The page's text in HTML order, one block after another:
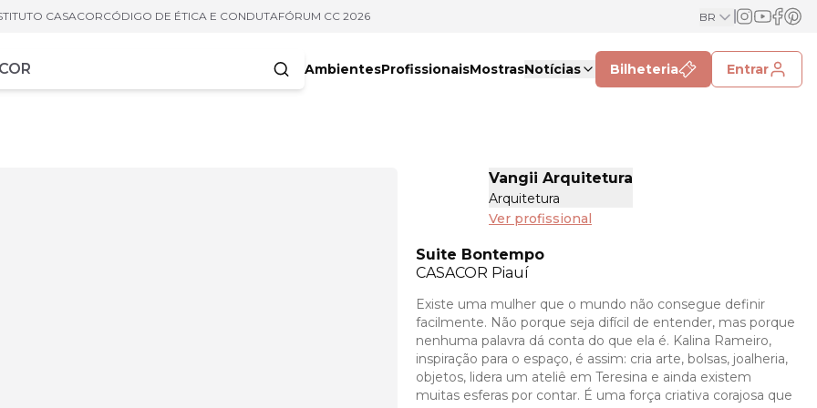
CASACORCÓDIGO DE ÉTICA E CONDUTAFÓRUM CC 2026 BR
AmbientesProfissionaisMostrasNotícias Bilheteria Entrar
Vangii Arquitetura
Arquitetura
Ver profissional
Suite Bontempo
CASACOR Piauí
Existe uma mulher que o mundo não consegue definir
facilmente. Não porque seja difícil de entender, mas porque
nenhuma palavra dá conta do que ela é. Kalina Rameiro,
inspiração para o espaço, é assim: cria arte, bolsas, joalheria,
objetos, lidera um ateliê em Teresina e ainda existem
muitas esferas por contar. É uma força criativa corajosa que